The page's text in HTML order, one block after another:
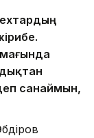
санаймын,